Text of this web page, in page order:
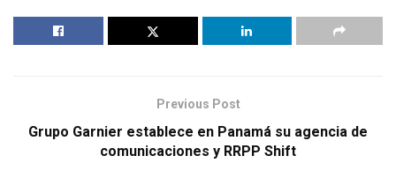
Previous Post
Grupo Garnier establece en Panamá su agencia de
comunicaciones y RRPP Shift